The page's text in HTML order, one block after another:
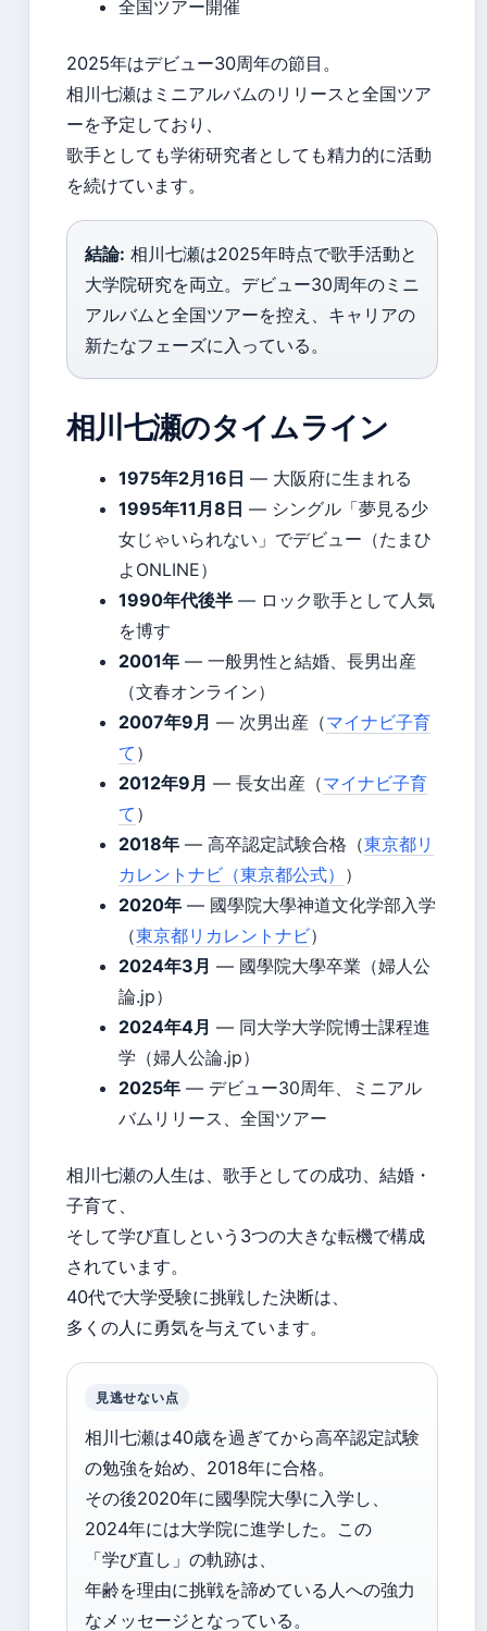
全国ツアー開催
2025年はデビュー30周年の節目。
相川七瀬はミニアルバムのリリースと全国ツア
ーを予定しており、
歌手としても学術研究者としても精力的に活動
を続けています。
結論: 相川七瀬は2025年時点で歌手活動と
大学院研究を両立。デビュー30周年のミニ
アルバムと全国ツアーを控え、キャリアの
新たなフェーズに入っている。
相川七瀬のタイムライン
1975年2月16日 — 大阪府に生まれる
1995年11月8日 — シングル「夢見る少
女じゃいられない」でデビュー（たまひ
よONLINE）
1990年代後半 — ロック歌手として人気
を博す
2001年 — 一般男性と結婚、長男出産
（文春オンライン）
2007年9月 — 次男出産（マイナビ子育
て ）
2012年9月 — 長女出産（マイナビ子育
て ）
2018年 — 高卒認定試験合格（東京都リ
カレントナビ（東京都公式） ）
2020年 — 國學院大學神道文化学部入学
（東京都リカレントナビ）
2024年3月 — 國學院大學卒業（婦人公
論.jp）
2024年4月 — 同大学大学院博士課程進
学（婦人公論.jp）
2025年 — デビュー30周年、ミニアル
バムリリース、全国ツアー
相川七瀬の人生は、歌手としての成功、結婚・
子育て、
そして学び直しという3つの大きな転機で構成
されています。
40代で大学受験に挑戦した決断は、
多くの人に勇気を与えています。
見逃せない点
相川七瀬は40歳を過ぎてから高卒認定試験
の勉強を始め、2018年に合格。
その後2020年に國學院大學に入学し、
2024年には大学院に進学した。この
「学び直し」の軌跡は、
年齢を理由に挑戦を諦めている人への強力
なメッセージとなっている。